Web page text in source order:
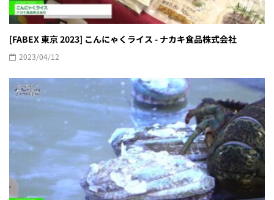
[FABEX 東京 2023] こんにゃくライス - ナカキ食品株式会社
2023/04/12